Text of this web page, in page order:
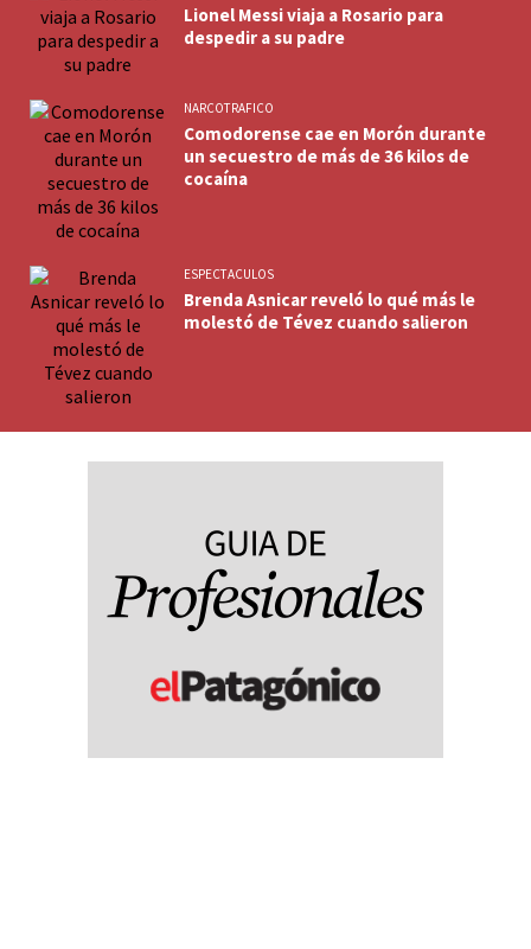
Lionel Messi viaja a Rosario para
despedir a su padre
NARCOTRAFICO
Comodorense cae en Morón durante
un secuestro de más de 36 kilos de
cocaína
ESPECTACULOS
Brenda Asnicar reveló lo qué más le
molestó de Tévez cuando salieron